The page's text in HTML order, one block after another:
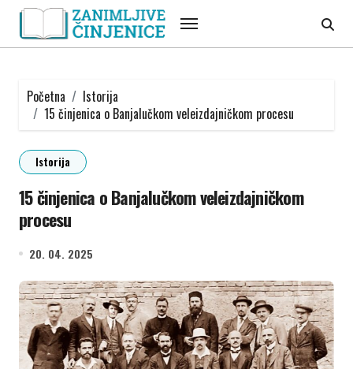
content
Početna
Istorija
15 činjenica o Banjalučkom veleizdajničkom procesu
Istorija
15 činjenica o Banjalučkom veleizdajničkom
procesu
20. 04. 2025